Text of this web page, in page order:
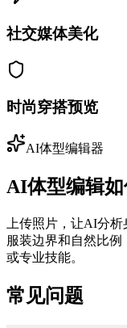
社交媒体美化
时尚穿搭预览
AI体型编辑器
AI体型编辑
上传照片，让AI分
服装边界和自然比
或专业技能。
常见问题